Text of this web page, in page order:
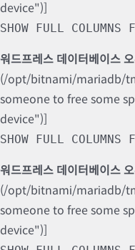
device")]
SHOW FULL
워드프레스 데이터베이스
(/opt/bitnami/mariadb/
someone to free some
device")]
SHOW FULL
워드프레스 데이터베이스
(/opt/bitnami/mariadb/
someone to free some
device")]